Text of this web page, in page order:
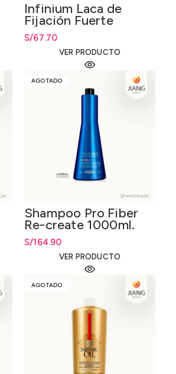
Infinium Laca de
Fijación Fuerte
500ml.
S/67.70
VER PRODUCTO
AGOTADO
Shampoo Pro Fiber
Re-create 1000ml.
S/164.90
VER PRODUCTO
AGOTADO